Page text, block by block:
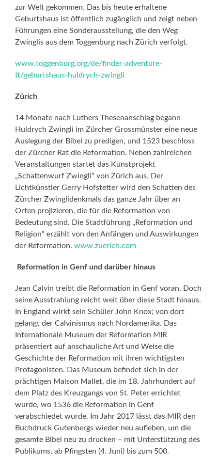
zur Welt gekommen. Das bis heute erhaltene
Geburtshaus ist öffentlich zugänglich und zeigt neben
Führungen eine Sonderausstellung, die den Weg
Zwinglis aus dem Toggenburg nach Zürich verfolgt.
www.toggenburg.org/de/finder-adventure-
tt/geburtshaus-huldrych-zwingli
Zürich
14 Monate nach Luthers Thesenanschlag begann
Huldrych Zwingli im Zürcher Grossmünster eine neue
Auslegung der Bibel zu predigen, und 1523 beschloss
der Zürcher Rat die Reformation. Neben zahlreichen
Veranstaltungen startet das Kunstprojekt
„Schattenwurf Zwingli“ von Zürich aus. Der
Lichtkünstler Gerry Hofstetter wird den Schatten des
Zürcher Zwinglidenkmals das ganze Jahr über an
Orten projizieren, die für die Reformation von
Bedeutung sind. Die Stadtführung „Reformation und
Religion“ erzählt von den Anfängen und Auswirkungen
der Reformation.www.zuerich.com
Reformation in Genf und darüber hinaus
Jean Calvin treibt die Reformation in Genf voran. Doch
seine Ausstrahlung reicht weit über diese Stadt hinaus.
In England wirkt sein Schüler John Knox; von dort
gelangt der Calvinismus nach Nordamerika. Das
Internationale Museum der Reformation MIR
präsentiert auf anschauliche Art und Weise die
Geschichte der Reformation mit ihren wichtigsten
Protagonisten. Das Museum befindet sich in der
prächtigen Maison Mallet, die im 18. Jahrhundert auf
dem Platz des Kreuzgangs von St. Peter errichtet
wurde, wo 1536 die Reformation in Genf
verabschiedet wurde. Im Jahr 2017 lässt das MIR den
Buchdruck Gutenbergs wieder neu aufleben, um die
gesamte Bibel neu zu drucken – mit Unterstützung des
Publikums, ab Pfingsten (4. Juni) bis zum 500.